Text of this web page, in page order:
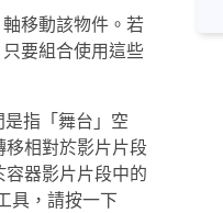
移動該物件。若
要組合使用這些
指「舞台」空
相對於影片片段
器影片片段中的
具，請按一下